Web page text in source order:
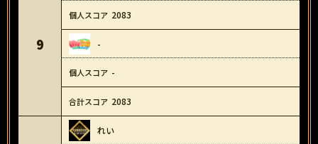
9
2083
-
-
2083
れい